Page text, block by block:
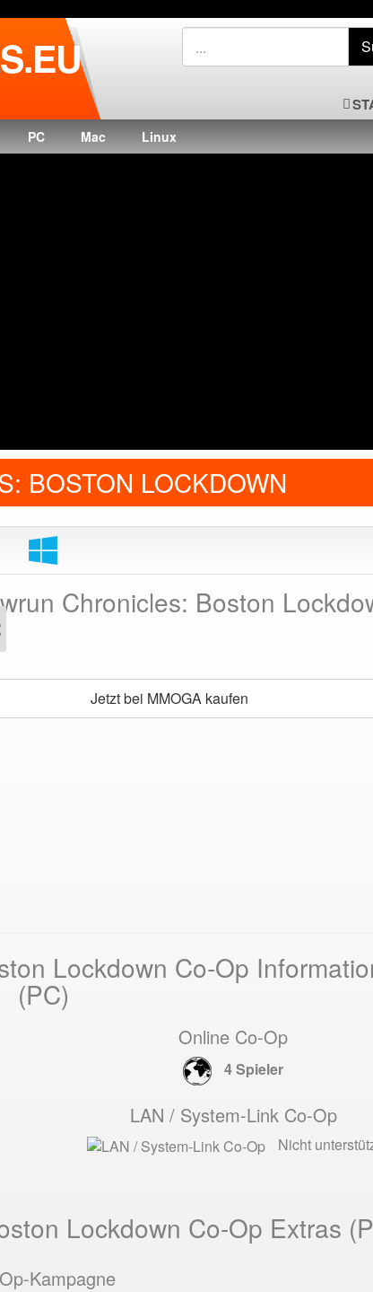
PC Mac Linux
BOSTON LOCKDOWN
Chronicles: Boston
Jetzt bei MMOGA kaufen
Lockdown Co-Op
(PC)
Online Co-Op
4 Spieler
LAN / System-Link Co-Op
Nicht
Lockdown Co-Op Extras
Kampagne